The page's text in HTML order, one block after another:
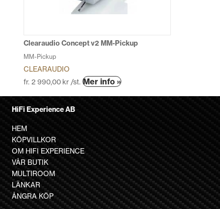
produktsidan
Clearaudio Concept v2 MM-Pickup
MM-Pickup
CLEARAUDIO
fr. 2 990,00 kr /st. Mer info »Den
varianter.
De
olika
alternativen
kan
väljas
på
HiFi Experience AB
HEM
KÖPVILLKOR
OM HIFI EXPERIENCE
VÅR BUTIK
MULTIROOM
LÄNKAR
ÅNGRA KÖP